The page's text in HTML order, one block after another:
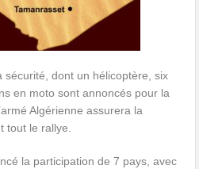
sécurité, dont un hélicoptère, six
en moto sont annoncés pour la
Algérienne assurera la
tout le rallye.
la participation de 7 pays, avec